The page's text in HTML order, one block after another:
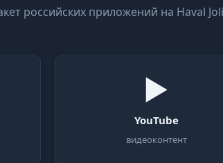
российских приложений на Haval
▶
YouTube
видеоконтент